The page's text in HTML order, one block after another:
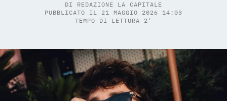
DI REDAZIONE LA CAPITALE
PUBBLICATO IL 21 MAGGIO 2026 14:03
TEMPO DI LETTURA 2'